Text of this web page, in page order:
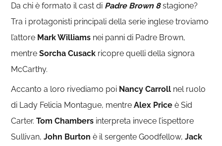
Da chi è formato il cast di Padre Brown 8stagione?
Tra i protagonisti principali della serie inglese troviamo
l’attore Mark Williams nei panni di Padre Brown,
mentre Sorcha Cusack ricopre quelli della signora
McCarthy.
Accanto a loro rivediamo poi Nancy Carroll nel ruolo
di Lady Felicia Montague, mentreAlex Price è Sid
Carter.Tom Chambers interpreta invece l’ispettore
Sullivan,John Burton è il sergente Goodfellow,Jack